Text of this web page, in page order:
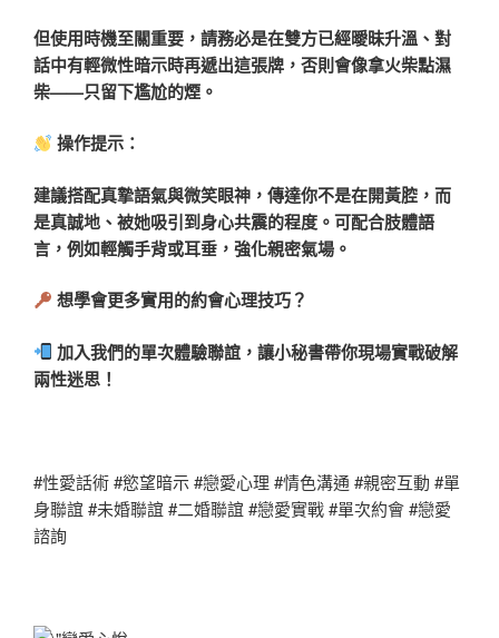
但使用時機至關重要，請務必是在雙方已經曖昧升溫、對
話中有輕微性暗示時再遞出這張牌，否則會像拿火柴點濕
柴——只留下尷尬的煙。
操作提示：
建議搭配真摯語氣與微笑眼神，傳達你不是在開黃腔，而
是真誠地、被她吸引到身心共震的程度。可配合肢體語
言，例如輕觸手背或耳垂，強化親密氣場。
想學會更多實用的約會心理技巧？
加入我們的單次體驗聯誼，讓小秘書帶你現場實戰破解
兩性迷思！
#性愛話術 #慾望暗示 #戀愛心理 #情色溝通 #親密互動 #單
身聯誼 #未婚聯誼 #二婚聯誼 #戀愛實戰 #單次約會 #戀愛
諮詢